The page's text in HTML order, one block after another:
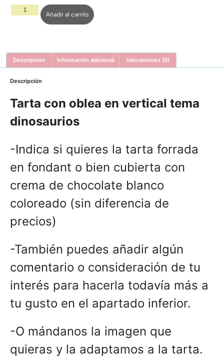
Añadir al carrito
Descripción Información adicional Valoraciones (0)
Descripción
Tarta con oblea en vertical tema
dinosaurios
-Indica si quieres la tarta forrada
en fondant o bien cubierta con
crema de chocolate blanco
coloreado (sin diferencia de
precios)
-También puedes añadir algún
comentario o consideración de tu
interés para hacerla todavía más a
tu gusto en el apartado inferior.
-O mándanos la imagen que
quieras y la adaptamos a la tarta.